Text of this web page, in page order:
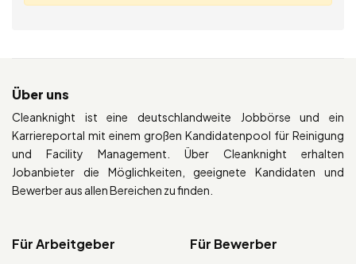
Über uns
Cleanknight ist eine deutschlandweite Jobbörse und ein
Karriereportal mit einem großen Kandidatenpool für Reinigung
und Facility Management. Über Cleanknight erhalten
Jobanbieter die Möglichkeiten, geeignete Kandidaten und
Bewerber aus allen Bereichen zu finden.
Für Arbeitgeber Für Bewerber